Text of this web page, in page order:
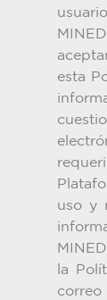
esta
uso y
la